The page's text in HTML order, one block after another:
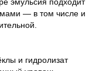
— в том числе и
и гидролизат